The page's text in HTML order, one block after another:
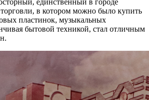
в котором можно было купить
пластинок, музыкальных
бытовой техникой, стал отличным